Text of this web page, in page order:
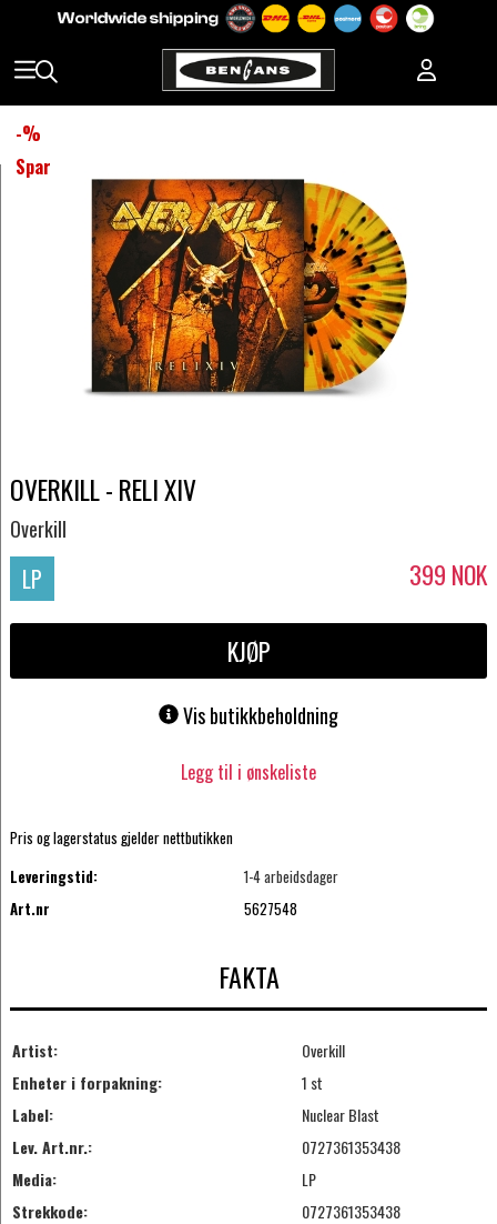
-%
Spar
OVERKILL - RELI XIV
Overkill
LP 399 NOK
KJØP
Vis butikkbeholdning
Legg til i ønskeliste
Pris og lagerstatus gjelder nettbutikken
Leveringstid:
1-4 arbeidsdager
Art.nr
5627548
FAKTA
Artist:
Overkill
Enheter i forpakning:
1 st
Label:
Nuclear Blast
Lev. Art.nr.:
0727361353438
Media:
LP
Strekkode:
0727361353438